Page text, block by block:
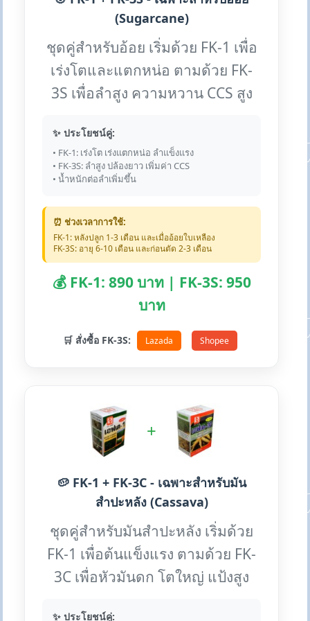
(Sugarcane)
ชุดคู่สำหรับอ้อย เริ่มด้วย FK-1 เพื่อ
เร่งโตและแตกหน่อ ตามด้วย FK-
3S เพื่อลำสูง ความหวาน CCS สูง
✨ ประโยชน์คู่:
• FK-1: เร่งโต เร่งแตกหน่อ ลำแข็งแรง
• FK-3S: ลำสูง ปล้องยาว เพิ่มค่า CCS
• น้ำหนักต่อลำเพิ่มขึ้น
⏰ ช่วงเวลาการใช้:
FK-1: หลังปลูก 1-3 เดือน และเมื่ออ้อยใบเหลือง
FK-3S: อายุ 6-10 เดือน และก่อนตัด 2-3 เดือน
💰 FK-1: 890 บาท | FK-3S: 950
บาท
🛒 สั่งซื้อ FK-3S: Lazada Shopee
+
🥔 FK-1 + FK-3C - เฉพาะสำหรับมัน
สำปะหลัง (Cassava)
ชุดคู่สำหรับมันสำปะหลัง เริ่มด้วย
FK-1 เพื่อต้นแข็งแรง ตามด้วย FK-
3C เพื่อหัวมันดก โตใหญ่ แป้งสูง
✨ ประโยชน์คู่: